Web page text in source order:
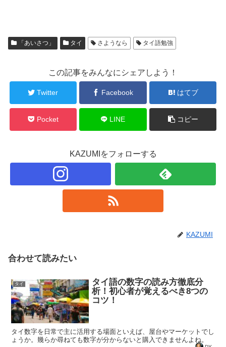
「あいさつ」 タイ さようなら タイ語勉強
この記事をみんなにシェアしよう！
Twitter Facebook はてブ
Pocket LINE コピー
KAZUMIをフォローする
KAZUMI
合わせて読みたい
タイ
タイ語の数字の読み方徹底分
析！初心者が覚えるべき8つの
コツ！
タイ数字を日常で主に活用する場面といえば、屋台やマーケットでし
ょうか。幾らか尋ねても数字が分からないと購入できませんよね。